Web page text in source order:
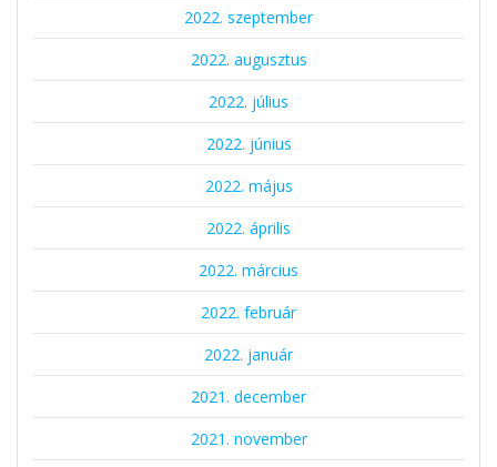
2022. szeptember
2022. augusztus
2022. július
2022. június
2022. május
2022. április
2022. március
2022. február
2022. január
2021. december
2021. november